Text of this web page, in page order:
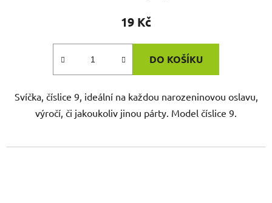
19 Kč
DO KOŠÍKU
Svíčka, číslice 9, ideální na každou narozeninovou oslavu,
výročí, či jakoukoliv jinou párty. Model číslice 9.